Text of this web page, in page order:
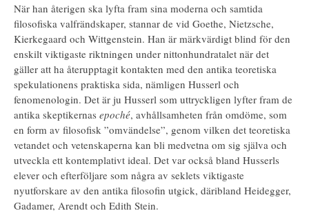
När han återigen ska lyfta fram sina moderna och samtida
filosofiska valfrändskaper, stannar de vid Goethe, Nietzsche,
Kierkegaard och Wittgenstein. Han är märkvärdigt blind för den
enskilt viktigaste riktningen under nittonhundratalet när det
gäller att ha återupptagit kontakten med den antika teoretiska
spekulationens praktiska sida, nämligen Husserl och
fenomenologin. Det är ju Husserl som uttryckligen lyfter fram de
antika skeptikernas epoché, avhållsamheten från omdöme, som
en form av filosofisk ”omvändelse”, genom vilken det teoretiska
vetandet och vetenskaperna kan bli medvetna om sig själva och
utveckla ett kontemplativt ideal. Det var också bland Husserls
elever och efterföljare som några av seklets viktigaste
nyutforskare av den antika filosofin utgick, däribland Heidegger,
Gadamer, Arendt och Edith Stein.